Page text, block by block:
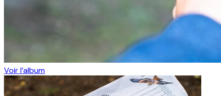
Voir l’album